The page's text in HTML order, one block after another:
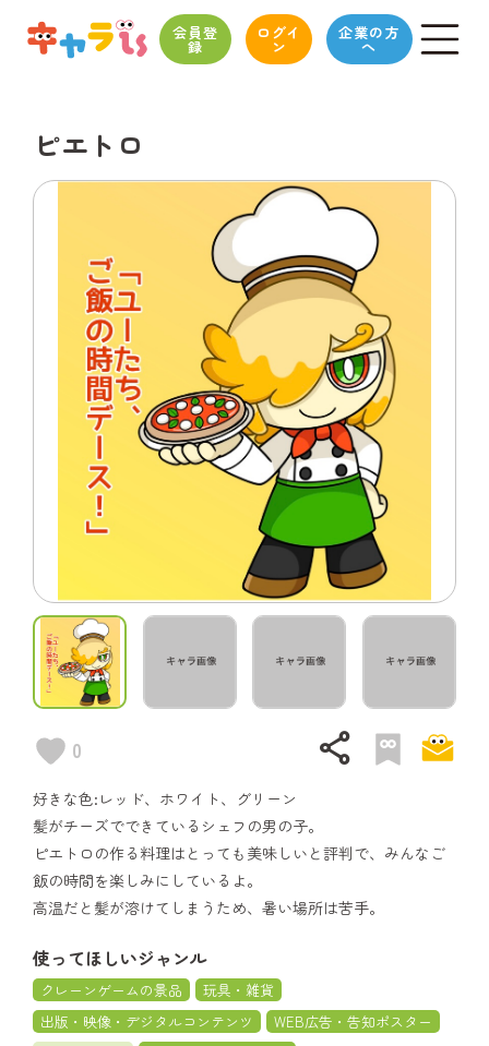
会員登
録
ログイ
ン
企業の方
へ
ピエトロ
0 share
好きな色:レッド、ホワイト、グリーン
髪がチーズでできているシェフの男の子。
ピエトロの作る料理はとっても美味しいと評判で、みんなご
飯の時間を楽しみにしているよ。
高温だと髪が溶けてしまうため、暑い場所は苦手。
使ってほしいジャンル
クレーンゲームの景品
玩具・雑貨
出版・映像・デジタルコンテンツ
WEB広告・告知ポスター